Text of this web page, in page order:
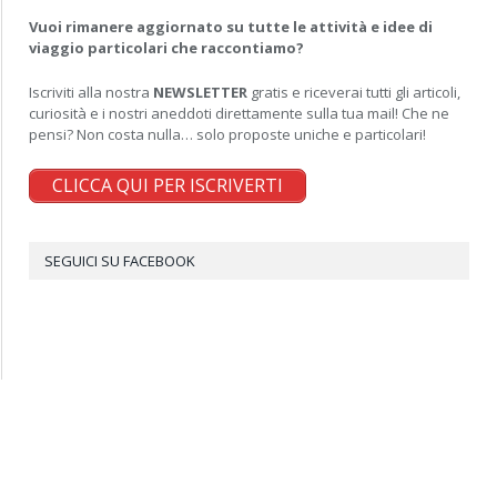
Vuoi rimanere aggiornato su tutte le attività e idee di
viaggio particolari che raccontiamo?
Iscriviti alla nostra NEWSLETTER gratis e riceverai tutti gli articoli,
curiosità e i nostri aneddoti direttamente sulla tua mail! Che ne
pensi? Non costa nulla… solo proposte uniche e particolari!
CLICCA QUI PER ISCRIVERTI
SEGUICI SU FACEBOOK